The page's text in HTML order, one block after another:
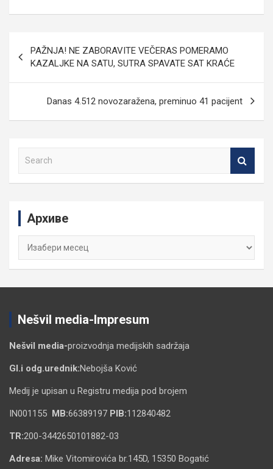
Кретање
чланка
PAŽNJA! NE ZABORAVITE VEČERAS POMERAMO
KAZALJKE NA SATU, SUTRA SPAVATE SAT KRAĆE
Danas 4.512 novozaražena, preminuo 41 pacijent
Архиве
Архиве
Nešvil media-Impresum
Nešvil media-proizvodnja medijskih sadržaja
Gl.i odg.urednik:Nebojša Ković
Medij je upisan u Registru medija pod brojem
IN001155 MB:66389197 PIB:112840482
TR:200-3442650101882-03
Adresa: Mike Vitomirovića br.145D, 15350 Bogatić